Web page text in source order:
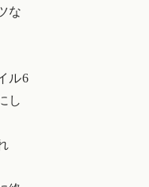
な
ル6
し